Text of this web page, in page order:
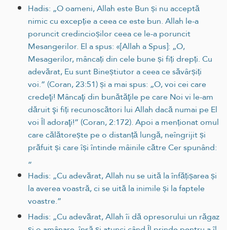
Hadis: „O oameni, Allah este Bun și nu acceptă
nimic cu excepție a ceea ce este bun. Allah le-a
poruncit credincioșilor ceea ce le-a poruncit
Mesangerilor. El a spus: «[Allah a Spus]: „O,
Mesagerilor, mâncați din cele bune și fiți drepți. Cu
adevărat, Eu sunt Bineștiutor a ceea ce săvârșiți
voi.” (Coran, 23:51) și a mai spus: „O, voi cei care
credeţi! Mâncaţi din bunătăţile pe care Noi vi le-am
dăruit şi fiți recunoscători lui Allah dacă numai pe El
voi Îl adoraţi!” (Coran, 2:172). Apoi a menționat omul
care călătorește pe o distanță lungă, neîngrijit și
prăfuit și care își întinde mâinile către Cer spunând:
„
Hadis: „Cu adevărat, Allah nu se uită la înfățișarea și
la averea voastră, ci se uită la inimile și la faptele
voastre.”
Hadis: „Cu adevărat, Allah îi dă opresorului un răgaz